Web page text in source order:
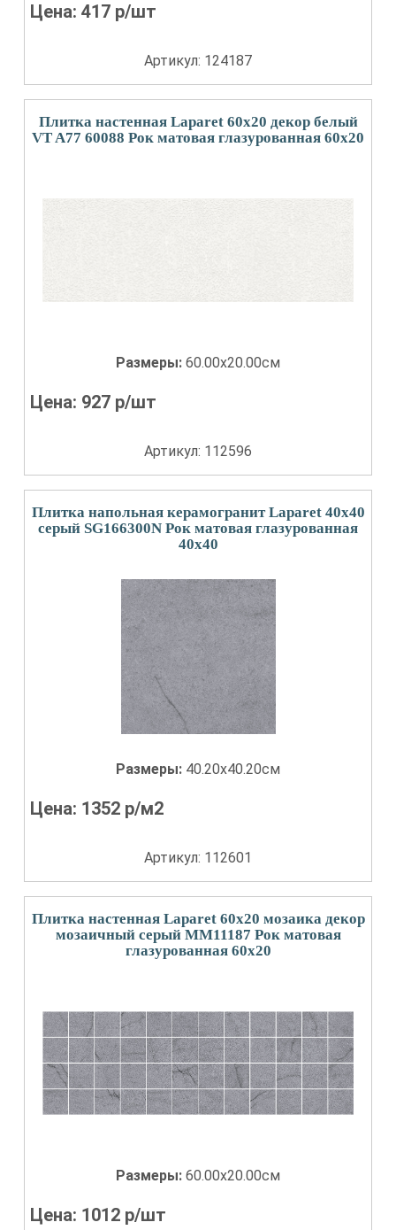
Цена:417 р/шт
Артикул: 124187
Плитка настенная Laparet 60x20 декор белый
VT A77 60088 Рок матовая глазурованная 60x20
Размеры: 60.00x20.00см
Цена: 927 р/шт
Артикул: 112596
Плитка напольная керамогранит Laparet 40x40
серый SG166300N Рок матовая глазурованная
40x40
Размеры: 40.20x40.20см
Цена: 1352 р/м2
Артикул: 112601
Плитка настенная Laparet 60x20 мозаика декор
мозаичный серый ММ11187 Рок матовая
глазурованная 60x20
Размеры: 60.00x20.00см
Цена: 1012 р/шт